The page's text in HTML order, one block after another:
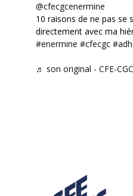
@cfecgcenermine
10 raisons de ne pas se
directement avec ma
#enermine #cfecgc
♬ son original - CFE-